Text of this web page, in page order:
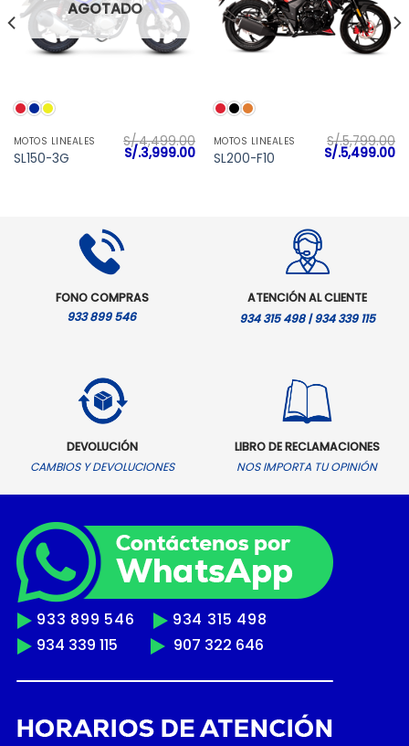
AGOTADO
MOTOS LINEALES
SL150-3G
S/.4,499.00
El
precio
S/.3,999.00El
precio
MOTOS LINEALES
SL200-F10
S/.5,799.00
El
precio
S/.5,499.00El
FONO COMPRAS
933 899 546
ATENCIÓN AL CLIENTE
934 315 498 | 934 339 115
DEVOLUCIÓN
CAMBIOS Y DEVOLUCIONES
LIBRO DE RECLAMACIONES
NOS IMPORTA TU OPINIÓN
933 899 546
934 315 498
934 339 115
907 322 646